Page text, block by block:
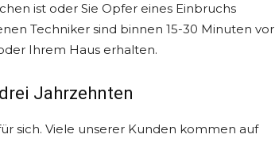
ist oder Sie Opfer eines Einbruchs
Techniker sind binnen 15-30 Minuten vor
Ihrem Haus erhalten.
Jahrzehnten
sich. Viele unserer Kunden kommen auf